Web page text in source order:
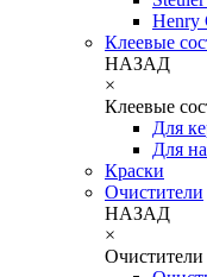
Henry
Клеевые
НАЗАД
×
Клеевые
Для
Для
Краски
Очистители
НАЗАД
×
Очистители